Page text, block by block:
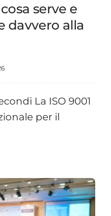
cosa serve e
davvero alla
La ISO 9001
per il